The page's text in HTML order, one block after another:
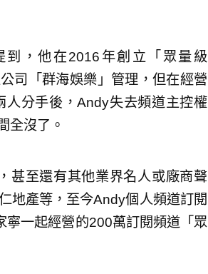
到，他在2016年創立「眾量級
司「群海娛樂」管理，但在經營
分手後，Andy失去頻道主控權
全沒了。
甚至還有其他業界名人或廠商聲
地產等，至今Andy個人頻道訂閱
寧一起經營的200萬訂閱頻道「眾